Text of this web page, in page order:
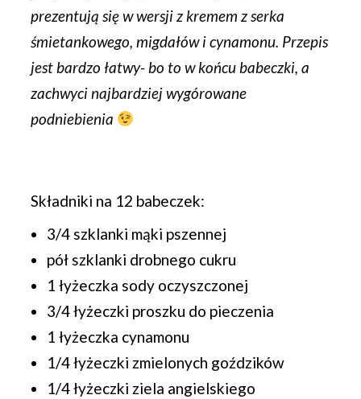
prezentują się w wersji z kremem z serka
śmietankowego, migdałów i cynamonu. Przepis
jest bardzo łatwy- bo to w końcu babeczki, a
zachwyci najbardziej wygórowane
podniebienia
Składniki na 12 babeczek:
3/4 szklanki mąki pszennej
pół szklanki drobnego cukru
1 łyżeczka sody oczyszczonej
3/4 łyżeczki proszku do pieczenia
1 łyżeczka cynamonu
1/4 łyżeczki zmielonych goździków
1/4 łyżeczki ziela angielskiego